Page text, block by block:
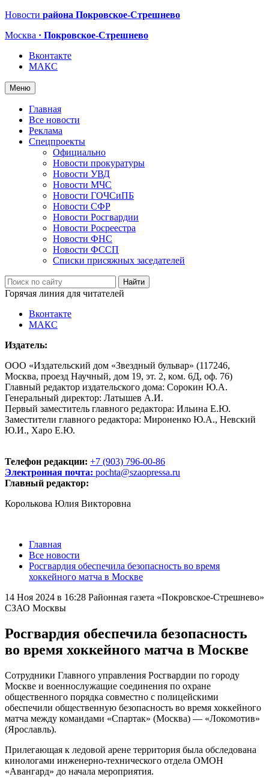
Новости района Покровское-Стрешнево
Москва · Покровское-Стрешнево
Вконтакте
МАКС
Меню
Главная
Все новости
Реклама
Спецпроекты
Официально
Новости прокуратуры
Новости УВД
Новости МЧС
Новости ГОЧСиПБ
Новости СФР
Новости Росгвардии
Новости Росреестра
Новости ФНС
Новости ФССП
Списки присяжных заседателей
Горячая линия для читателей
Вконтакте
МАКС
Издатель:
ООО «Издательский дом «Звездный бульвар» (117246,
Москва, проезд Научный, дом 19, эт. 2, ком. 6Д, оф. 76)
Главный редактор издательского дома: Сорокин Ю.А.
Генеральный директор: Латышев А.И.
Первый заместитель главного редактора: Ильина Е.Ю.
Заместители главного редактора: Мироненко Ю.А., Невский
Ю.И., Харо Е.Ю.
Телефон редакции: +7 (903) 796-00-86
Электронная почта: pochta@szaopressa.ru
Главный редактор:
Королькова Юлия Викторовна
Главная
Все новости
Росгвардия обеспечила безопасность во время
хоккейного матча в Москве
14 Ноя 2024 в 16:28 Районная газета «Покровское-Стрешнево»
СЗАО Москвы
Росгвардия обеспечила безопасность
во время хоккейного матча в Москве
Сотрудники Главного управления Росгвардии по городу
Москве и военнослужащие соединения по охране
общественного порядка совместно с полицейскими
обеспечили общественную безопасность во время хоккейного
матча между командами «Спартак» (Москва) — «Локомотив»
(Ярославль).
Прилегающая к ледовой арене территория была обследована
кинологами инженерно-технического отдела ОМОН
«Авангард» до начала мероприятия.